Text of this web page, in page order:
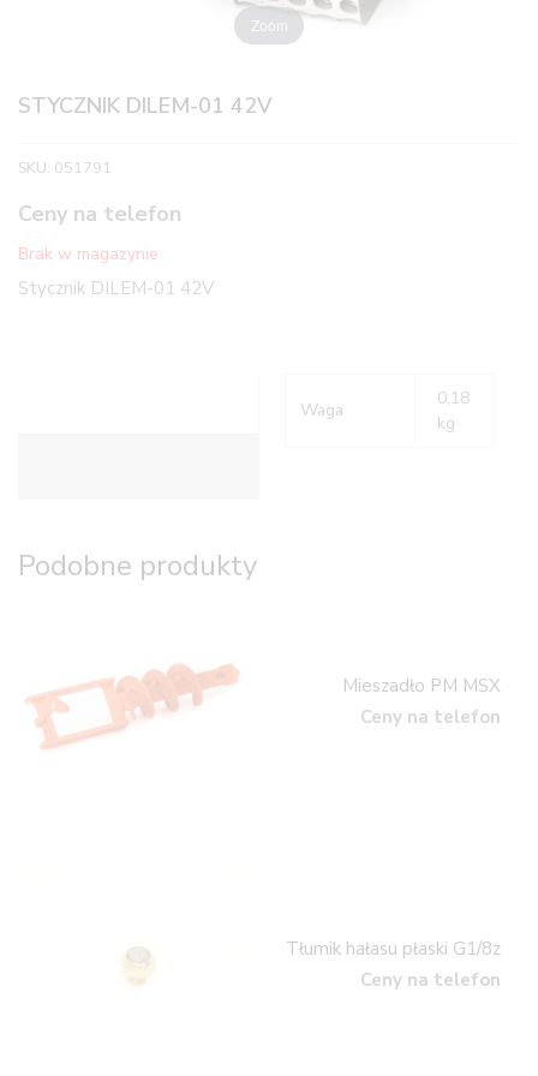
Zoom
STYCZNIK DILEM-01 42V
SKU: 051791
Ceny na telefon
Brak w magazynie
Stycznik DILEM-01 42V
Waga
0,18
kg
Podobne produkty
Mieszadło PM MSX
Ceny na telefon
Tłumik hałasu płaski G1/8z
Ceny na telefon